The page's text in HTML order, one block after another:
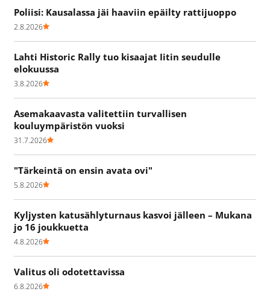
Poliisi: Kausalassa jäi haaviin epäilty rattijuoppo
2.8.2026
Lahti Historic Rally tuo kisaajat Iitin seudulle
elokuussa
3.8.2026
Asemakaavasta valitettiin turvallisen
kouluympäristön vuoksi
31.7.2026
"Tärkeintä on ensin avata ovi"
5.8.2026
Kyljysten katusählyturnaus kasvoi jälleen – Mukana
jo 16 joukkuetta
4.8.2026
Valitus oli odotettavissa
6.8.2026